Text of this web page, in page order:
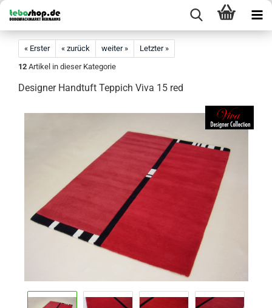
« Erster « zurück weiter »
Letzter »
12 Artikel in dieser Kategorie
Designer Handtuft Teppich Viva 15 red